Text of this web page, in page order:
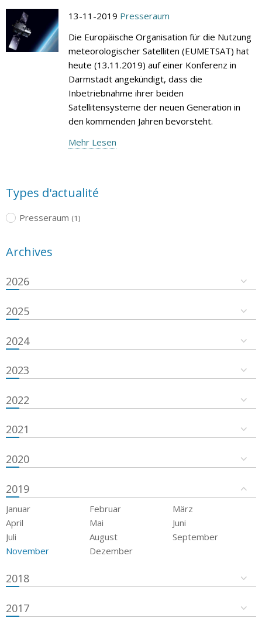
13-11-2019 Presseraum
Die Europäische Organisation für die Nutzung
meteorologischer Satelliten (EUMETSAT) hat
heute (13.11.2019) auf einer Konferenz in
Darmstadt angekündigt, dass die
Inbetriebnahme ihrer beiden
Satellitensysteme der neuen Generation in
den kommenden Jahren bevorsteht.
Mehr Lesen
Types d'actualité
Presseraum (1)
Archives
2026
2025
2024
2023
2022
2021
2020
2019
Januar Februar
März
April
Mai
Juni
Juli
August
September
November
Dezember
2018
2017